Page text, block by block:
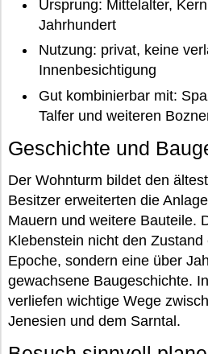
Ursprung: Mittelalter,
Jahrhundert
Nutzung: privat, keine
Innenbesichtigung
Gut kombinierbar mit:
Talfer und weiteren
Geschichte und
Der Wohnturm bildet den
Besitzer erweiterten die
Mauern und weitere Bauteile.
Klebenstein nicht den Zustand
Epoche, sondern eine über
gewachsene Baugeschichte.
verliefen wichtige Wege
Jenesien und dem Sarntal.